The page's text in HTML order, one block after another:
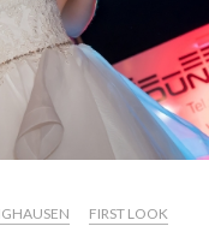
FIRST LOOK